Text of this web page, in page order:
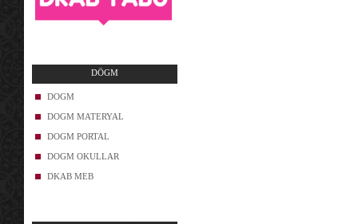
DÖGM
DOGM
DOGM MATERYAL
DOGM PORTAL
DOGM OKULLAR
DKAB MEB